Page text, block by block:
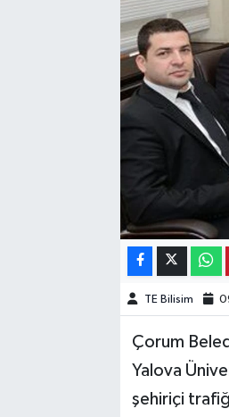
TE Bilisim
Çorum
Yalova
şehiriçi